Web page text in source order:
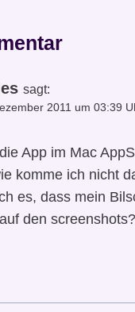
sagt:
2011 um 03:39
App im Mac
komme ich nicht
es, dass mein
den